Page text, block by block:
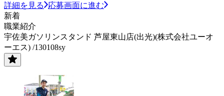
詳細を見る
応募画面に進む
新着
職業紹介
宇佐美ガソリンスタンド 芦屋東山店(出光)(株式会社ユーオ
ーエス) /130108sy